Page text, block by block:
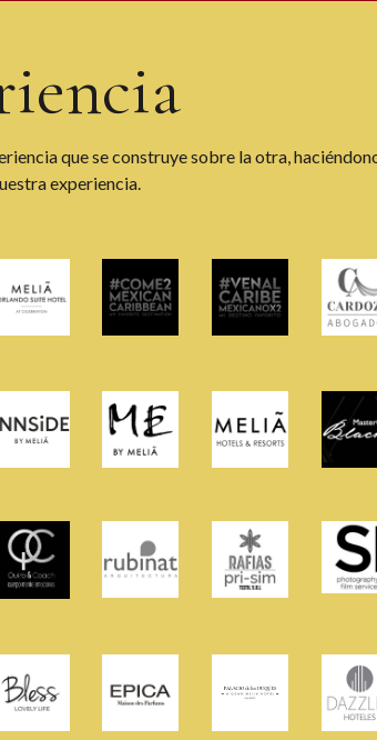
que se construye sobre la otra,
experiencia.